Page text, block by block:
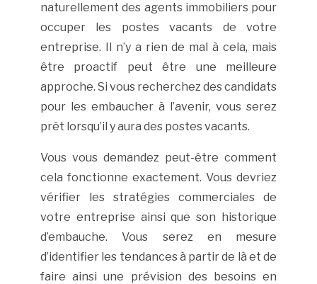
naturellement des agents immobiliers pour
occuper les postes vacants de votre
entreprise. Il n’y a rien de mal à cela, mais
être proactif peut être une meilleure
approche. Si vous recherchez des candidats
pour les embaucher à l’avenir, vous serez
prêt lorsqu’il y aura des postes vacants.
Vous vous demandez peut-être comment
cela fonctionne exactement. Vous devriez
vérifier les stratégies commerciales de
votre entreprise ainsi que son historique
d’embauche. Vous serez en mesure
d’identifier les tendances à partir de là et de
faire ainsi une prévision des besoins en